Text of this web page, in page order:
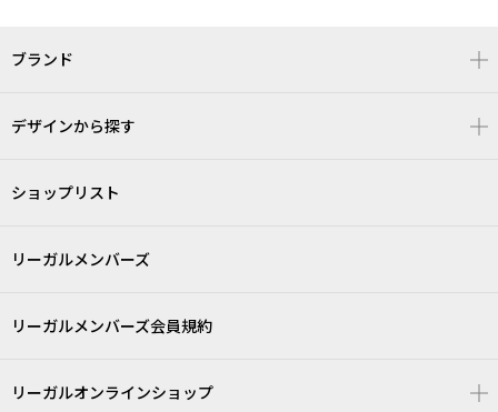
ブランド
デザインから探す
ショップリスト
リーガルメンバーズ
リーガルメンバーズ会員規約
リーガルオンラインショップ